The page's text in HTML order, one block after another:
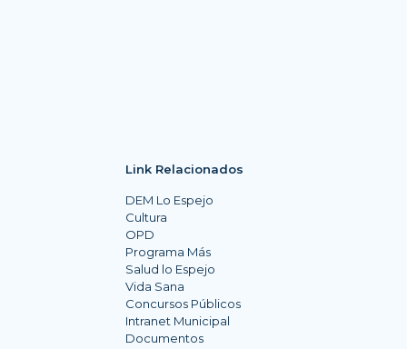
Link Relacionados
DEM Lo Espejo
Cultura
OPD
Programa Más
Salud lo Espejo
Vida Sana
Concursos Públicos
Intranet Municipal
Documentos